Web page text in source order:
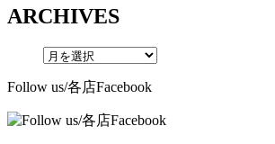
ARCHIVES
Follow us/各店Facebook